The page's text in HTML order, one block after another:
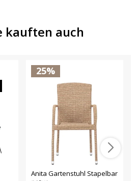
kauften auch
25%
Anita Gartenstuhl Stapelbar